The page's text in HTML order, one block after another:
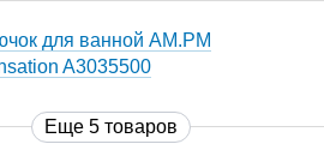
для ванной AM.PM
A3035500
Еще 5 товаров